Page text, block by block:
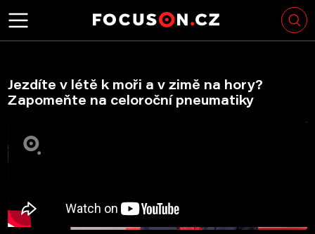
Jezdíte v létě k moři a v zimě na hory?
Zapomeňte na celoroční pneumatiky